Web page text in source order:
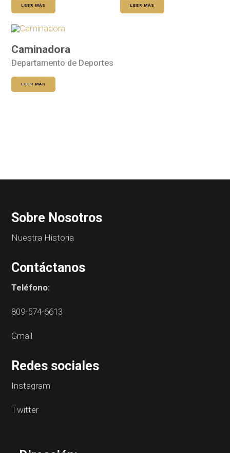
LEER MÁS LEER MÁS
Caminadora
Departamento de Deportes
LEER MÁS
Sobre Nosotros
Nuestra Historia
Contáctanos
Teléfono:
809-574-6613
Gmail
Redes sociales
Instagram
Twitter